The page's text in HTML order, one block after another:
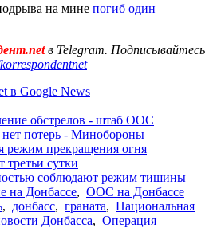
на мине погиб один
в Telegram. Подписывайтесь
в Google News
обстрелов - штаб ООС
потерь - Минобороны
режим прекращения огня
третьи сутки
соблюдают режим тишины
на Донбассе, ООС на Донбассе
, донбасс, граната, Национальная
Донбасса, Операция